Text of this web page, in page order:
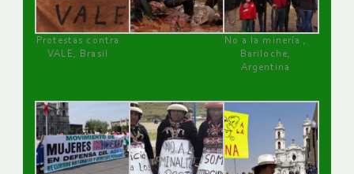
Protestas contra
VALE, Brasil
No a la minería ,
Bariloche,
Argentina